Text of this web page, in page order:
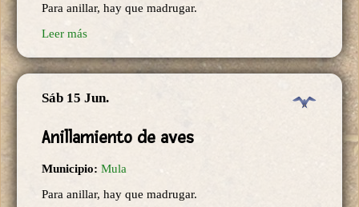
Para anillar, hay que madrugar.
Leer más
Sáb 15 Jun.
Anillamiento de aves
Municipio: Mula
Para anillar, hay que madrugar.